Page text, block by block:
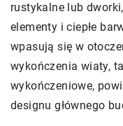
rustykalne lub
elementy i ciepłe
wpasują się w
wykończenia wiaty,
wykończeniowe,
designu głównego